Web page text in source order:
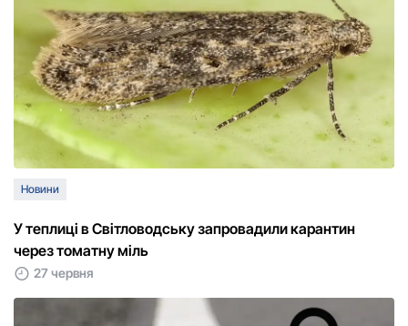
Новини
У теплиці в Світловодську запровадили карантин
через томатну міль
27 червня